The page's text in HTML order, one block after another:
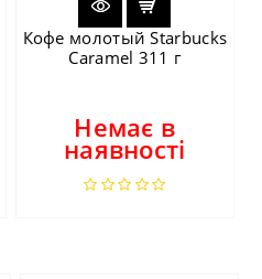
Кофе молотый Starbucks
Caramel 311 г
Немає в
наявності